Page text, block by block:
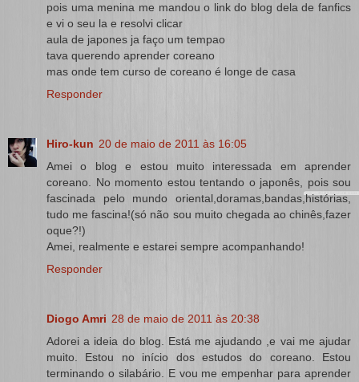
pois uma menina me mandou o link do blog dela de fanfics
e vi o seu la e resolvi clicar
aula de japones ja faço um tempao
tava querendo aprender coreano
mas onde tem curso de coreano é longe de casa
Responder
Hiro-kun 20 de maio de 2011 às 16:05
Amei o blog e estou muito interessada em aprender
coreano. No momento estou tentando o japonês, pois sou
fascinada pelo mundo oriental,doramas,bandas,histórias,
tudo me fascina!(só não sou muito chegada ao chinês,fazer
oque?!)
Amei, realmente e estarei sempre acompanhando!
Responder
Diogo Amri 28 de maio de 2011 às 20:38
Adorei a ideia do blog. Está me ajudando ,e vai me ajudar
muito. Estou no início dos estudos do coreano. Estou
terminando o silabário. E vou me empenhar para aprender